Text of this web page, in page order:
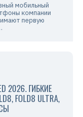
мобильный
компании
первую
2026. ГИБКИЕ
FOLD8 ULTRA,